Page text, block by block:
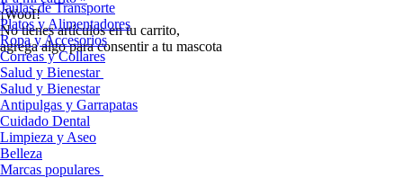
¡Woof!
No tíenes artículos en tu carrito,
agrega algo para consentir a tu mascota
Jaulas de Transporte
Platos y Alimentadores
Ropa y Accesorios
Correas y Collares
Salud y Bienestar
Salud y Bienestar
Antipulgas y Garrapatas
Cuidado Dental
Limpieza y Aseo
Belleza
Marcas populares